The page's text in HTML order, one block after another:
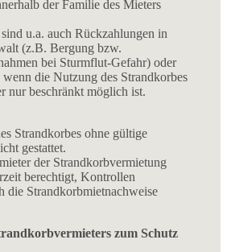
der Familie des Mieters
u.a. auch Rückzahlungen in
(z.B. Bergung bzw.
bei Sturmflut-Gefahr) oder
wenn die Nutzung des Strandkorbes
nur beschränkt möglich ist.
Strandkorbes ohne gültige
gestattet.
der Strandkorbvermietung
berechtigt, Kontrollen
die Strandkorbmietnachweise
zum Schutz